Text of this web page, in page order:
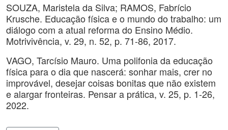
SOUZA, Maristela da Silva; RAMOS, Fabrício
Krusche. Educação física e o mundo do trabalho: um
diálogo com a atual reforma do Ensino Médio.
Motrivivência, v. 29, n. 52, p. 71-86, 2017.
VAGO, Tarcísio Mauro. Uma polifonia da educação
física para o dia que nascerá: sonhar mais, crer no
improvável, desejar coisas bonitas que não existem
e alargar fronteiras. Pensar a prática, v. 25, p. 1-26,
2022.